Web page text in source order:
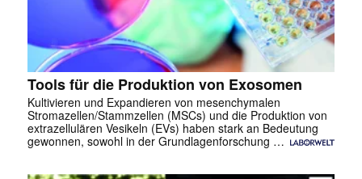
Tools für die Produktion von Exosomen
Kultivieren und Expandieren von mesenchymalen
Stromazellen/Stammzellen (MSCs) und die Produktion von
extrazellulären Vesikeln (EVs) haben stark an Bedeutung
gewonnen, sowohl in der Grundlagenforschung …